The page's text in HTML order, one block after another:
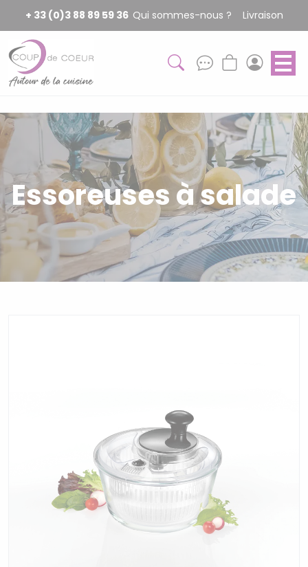
+ 33 (0)3 88 89 59 36 Qui sommes-nous ? Livraison
Essoreuses à salade
Panneau de gestion des cookies